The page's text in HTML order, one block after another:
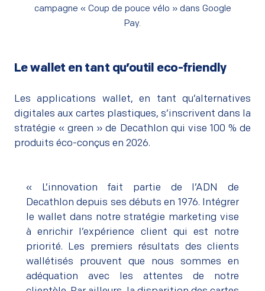
campagne « Coup de pouce vélo » dans Google
Pay.
Le wallet en tant qu’outil eco-friendly
Les applications wallet, en tant qu’alternatives
digitales aux cartes plastiques, s’inscrivent dans la
stratégie « green » de Decathlon qui vise 100 % de
produits éco-conçus en 2026.
« L’innovation fait partie de l’ADN de
Decathlon depuis ses débuts en 1976. Intégrer
le wallet dans notre stratégie marketing vise
à enrichir l’expérience client qui est notre
priorité. Les premiers résultats des clients
wallétisés prouvent que nous sommes en
adéquation avec les attentes de notre